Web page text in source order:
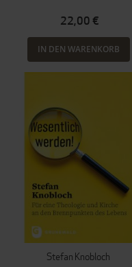
22,00 €
IN DEN WARENKORB
Stefan Knobloch